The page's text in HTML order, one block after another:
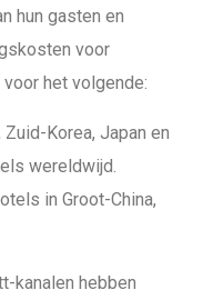
hun gasten en
voor
het volgende:
Korea, Japan en
wereldwijd.
in Groot-China,
kanalen hebben